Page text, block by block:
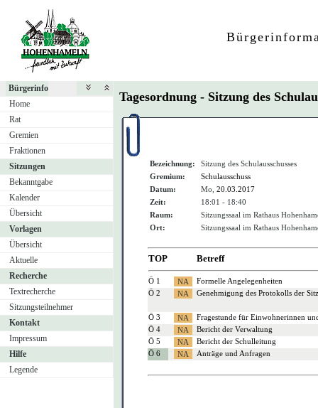
Bürgerinfo
Home
Rat
Gremien
Fraktionen
Sitzungen
Bekanntgabe
Kalender
Übersicht
Vorlagen
Übersicht
Aktuelle
Recherche
Textrecherche
Sitzungsteilnehmer
Kontakt
Impressum
Hilfe
Legende
Tagesordnung - Sitzung des
Bezeichnung:
Sitzung des Schulausschusses
Gremium:
Schulausschuss
Datum:
Mo, 20.03.2017
Zeit:
18:01 - 18:40
Raum:
Sitzungssaal im Rathaus
Ort:
Sitzungssaal im Rathaus
TOP Betreff
Ö 1
Formelle Angelegenheiten
Ö 2
Genehmigung des Protokolls der
Ö 3
Fragestunde für Einwohnerinnen
Ö 4
Bericht der Verwaltung
Ö 5
Bericht der Schulleitung
Ö 6
Anträge und Anfragen